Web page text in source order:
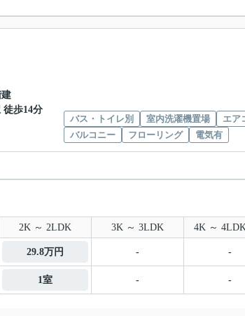
徒歩14分
バス・トイレ別
室内洗濯機置場
エア
バルコニー
フローリング 電気有
2K ～ 2LDK 3K ～ 3LDK 4K ～
29.8万円 - -
1室 - -